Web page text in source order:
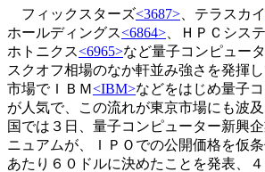
フィックスターズ<3687> 、テラスカイ
ホールディングス<6864> 、ＨＰＣシス
ホトニクス<6965>など量子コンピュー
スクオフ相場のなか軒並み強さを発揮
市場でＩＢＭ<IBM>などをはじめ量子
が人気で、この流れが東京市場にも波
国では３日、量子コンピューター新興
ニュアムが、ＩＰＯでの公開価格を仮
あたり６０ドルに決めたことを発表、